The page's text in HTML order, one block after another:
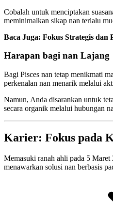
Cobalah untuk menciptakan
meminimalkan sikap nan terlalu
Baca Juga: Fokus Strategis
Harapan bagi nan Lajang
Bagi Pisces nan tetap menikmati
perkenalan nan menarik melalui
Namun, Anda disarankan untuk
secara organik melalui hubungan
Karier: Fokus pada
Memasuki ranah ahli pada 5
menawarkan solusi nan berbasis